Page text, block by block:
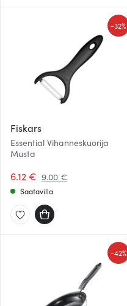
Fiskars
Essential Vihanneskuorija
Musta
6.12 € 9.00 €
-32%
Saatavilla
-42%